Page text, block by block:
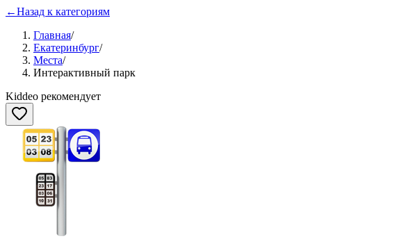
←Назад к категориям
Главная/
Екатеринбург/
Места/
Интерактивный парк
Kiddeo рекомендует